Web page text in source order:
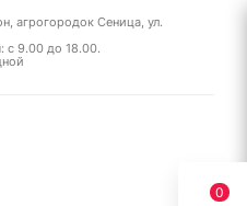
агрогородок Сеница, ул.
с 9.00 до 18.00.
0